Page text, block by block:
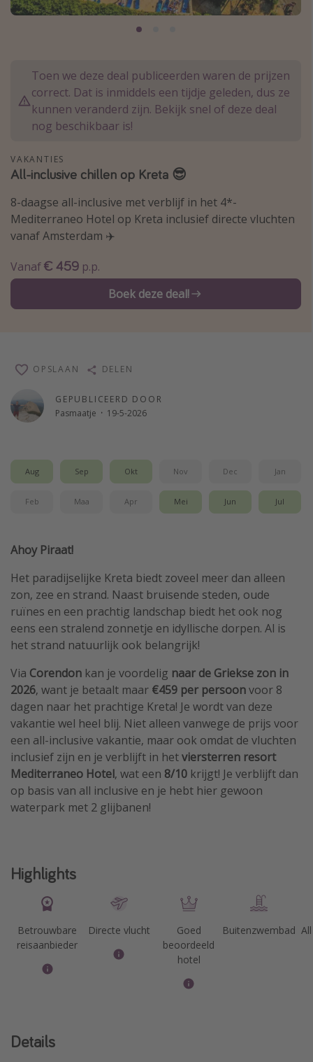
Thailand
Madeira
Egypte
Type vakantie
Overzicht
Weekendje weg
Autoverhuur
Vroegboeker
Groepsreizen
Vakantieparken
Rondreizen
Meer onderwerpen
Reiskalender
Beste keukens ter wereld
Disneyland Parijs
Strandvakantie in Italië
Strandvakantie in Nederland
All inclusive vakantie in Griekenland
Toen we deze deal publiceerden waren de prijzen
correct. Dat is inmiddels een tijdje geleden, dus ze
kunnen veranderd zijn. Bekijk snel of deze deal
nog beschikbaar is!
VAKANTIES
All-inclusive chillen op Kreta 😎
8-daagse all-inclusive met verblijf in het 4*-
Mediterraneo Hotel op Kreta inclusief directe vluchten
vanaf Amsterdam ✈️
Vanaf€ 459 p.p.
Boek deze deal!
GEPUBLICEERD DOOR
Pasmaatje · 19-5-2026
OPSLAAN DELEN
Aug Sep Okt Nov Dec Jan
Feb Maa Apr Mei Jun Jul
Ahoy Piraat!
Het paradijselijke Kreta biedt zoveel meer dan alleen
zon, zee en strand. Naast bruisende steden, oude
ruïnes en een prachtig landschap biedt het ook nog
eens een stralend zonnetje en idyllische dorpen. Al is
het strand natuurlijk ook belangrijk!
Via Corendon kan je voordelig naar de Griekse zon in
2026, want je betaalt maar €459 per persoonvoor 8
dagen naar het prachtige Kreta! Je wordt van deze
vakantie wel heel blij. Niet alleen vanwege de prijs voor
een all-inclusive vakantie, maar ook omdat de vluchten
inclusief zijn en je verblijft in hetviersterren resort
Mediterraneo Hotel, wat een 8/10 krijgt! Je verblijft dan
op basis van all inclusive en je hebt hier gewoon
waterpark met 2 glijbanen!
Highlights
Betrouwbare
reisaanbieder
Directe vlucht
Goed
beoordeeld
hotel
Buitenzwembad
Details